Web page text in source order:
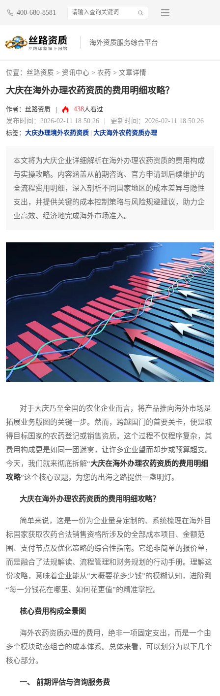
400-680-8581
海外资质服务综合平台
位置： 丝路资质 > 资讯中心 > 农药 > 文章详情
大庆在海外办理农药资质的费用明细攻略？
作者：丝路资质 438人看过
发布时间：2026-02-11 18:50:26 更新时间：2026-02-11 18:50:26
标签： 大庆办理境外农药资质 大庆海外农药资质办理
本文将为大庆企业详细解析在海外办理农药资质的费用构成
与实操攻略。内容涵盖从前期咨询、官方申请到后续维护的
全流程费用明细，深入剖析不同国家地区的成本差异与隐性
支出，并提供关键的成本控制策略与风险规避建议，助力企
业高效、经济地完成海外市场准入。
对于大庆乃至全国的农化企业而言，将产品推向海外市场是
拓展业务版图的关键一步。然而，跨越国门的首要关卡，便是取
得目标国家的农药登记或销售资质。这个过程不仅程序复杂，其
费用构成更是如同一团迷雾，让许多企业望而却步或预算超支。
今天，我们就来彻底拆解“大庆在海外办理农药资质的费用明细
攻略”这个核心议题，为您的出海之路提供一盏明灯。
大庆在海外办理农药资质的费用明细攻略？
简单来说，这是一份为企业量身定制的、系统梳理在海外目
标国家获取农药合法销售资格所涉及的全部成本项目、金额范
围、支付节点及优化策略的综合性指南。它绝非简单的报价单，
而是融合了法规解读、流程管理和财务规划的行动手册。理解这
份攻略，意味着企业能从“大概要花多少钱”的模糊认知，进阶到
“每一分钱花在哪里、如何花更值”的精准掌控。
核心费用构成全景图
海外农药资质办理的费用，绝非一项固定支出，而是一个由
多个模块动态组合的成本体系。总体来看，可以划分为以下几个
核心部分。
一、 前期评估与咨询服务费